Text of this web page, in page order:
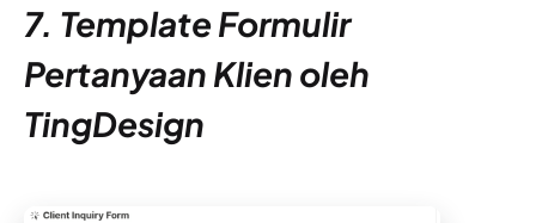
7. Template Formulir
Pertanyaan Klien oleh
TingDesign